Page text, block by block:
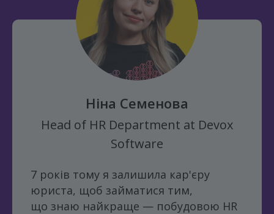
Ніна Семенова
Head of HR Department at Devox
Software
7 років тому я залишила кар'єру
юриста, щоб займатися тим,
що знаю найкраще — побудовою HR